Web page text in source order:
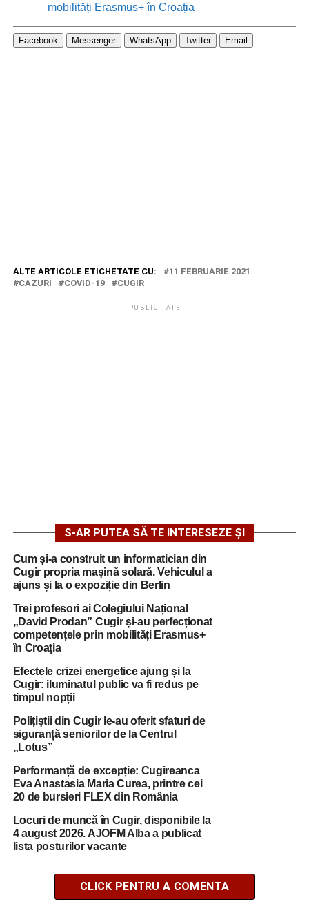
mobilități Erasmus+ în Croația
Facebook Messenger WhatsApp Twitter Email
ALTE ARTICOLE ETICHETATE CU:
11 FEBRUARIE 2021
CAZURI
COVID-19 CUGIR
PUBLICITATE
S-AR PUTEA SĂ TE INTERESEZE ȘI
Cum și-a construit un informatician din
Cugir propria mașină solară. Vehiculul a
ajuns și la o expoziție din Berlin
Trei profesori ai Colegiului Național
„David Prodan” Cugir și-au perfecționat
competențele prin mobilități Erasmus+
în Croația
Efectele crizei energetice ajung și la
Cugir: iluminatul public va fi redus pe
timpul nopții
Polițiștii din Cugir le-au oferit sfaturi de
siguranță seniorilor de la Centrul
„Lotus”
Performanță de excepție: Cugireanca
Eva Anastasia Maria Curea, printre cei
20 de bursieri FLEX din România
Locuri de muncă în Cugir, disponibile la
4 august 2026. AJOFM Alba a publicat
lista posturilor vacante
CLICK PENTRU A COMENTA